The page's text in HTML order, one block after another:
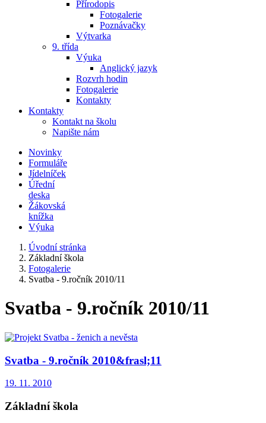
Přírodopis
Fotogalerie
Poznávačky
Výtvarka
9. třída
Výuka
Anglický jazyk
Rozvrh hodin
Fotogalerie
Kontakty
Kontakty
Kontakt na školu
Napište nám
Novinky
Formuláře
Jídelníček
Úřední
deska
Žákovská
knížka
Výuka
Úvodní stránka
Základní škola
Fotogalerie
Svatba - 9.ročník 2010/11
Svatba - 9.ročník 2010/11
Svatba - 9.ročník 2010&frasl;11
19. 11. 2010
Základní škola